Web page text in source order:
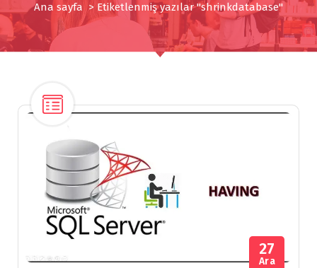
Ana sayfa > Etiketlenmiş yazılar "shrinkdatabase"
27
Ara